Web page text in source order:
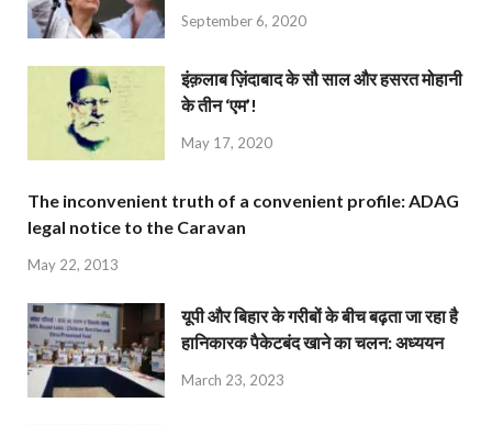
September 6, 2020
इंक़लाब ज़िंदाबाद के सौ साल और हसरत मोहानी
के तीन ‘एम’!
May 17, 2020
The inconvenient truth of a convenient profile: ADAG
legal notice to the Caravan
May 22, 2013
यूपी और बिहार के गरीबों के बीच बढ़ता जा रहा है
हानिकारक पैकेटबंद खाने का चलन: अध्ययन
March 23, 2023